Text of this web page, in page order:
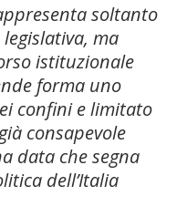
soltanto
legislativa, ma
istituzionale
forma uno
confini e limitato
consapevole
data che segna
dell’Italia